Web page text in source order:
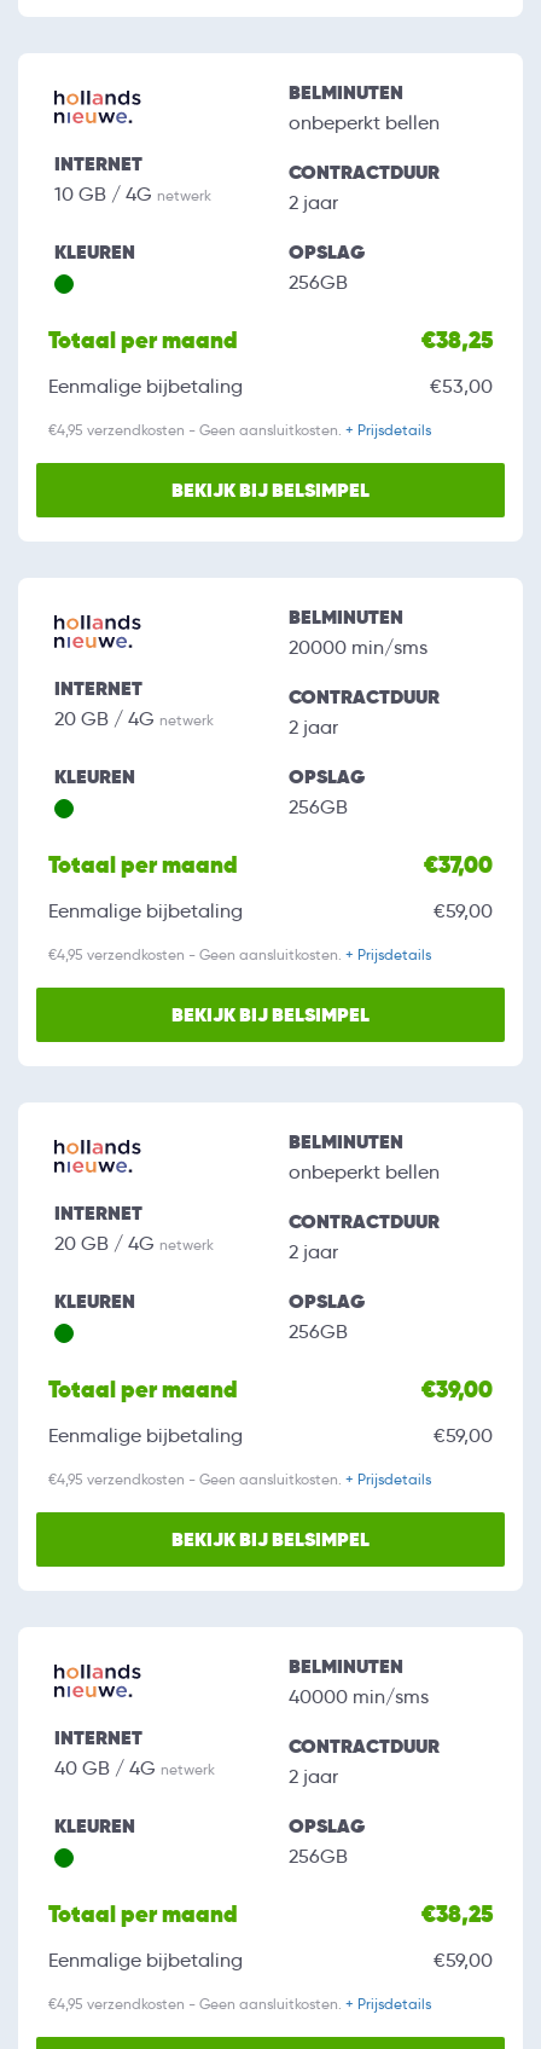
INTERNET
10 GB / 4G netwerk
BELMINUTEN
onbeperkt bellen
CONTRACTDUUR
2 jaar
KLEUREN OPSLAG
256GB
Totaal per maand €38,25
Eenmalige bijbetaling €53,00
€4,95 verzendkosten - Geen aansluitkosten. + Prijsdetails
BEKIJK BIJ BELSIMPEL
INTERNET
20 GB / 4G netwerk
BELMINUTEN
20000 min/sms
CONTRACTDUUR
2 jaar
KLEUREN OPSLAG
256GB
Totaal per maand €37,00
Eenmalige bijbetaling €59,00
€4,95 verzendkosten - Geen aansluitkosten. + Prijsdetails
BEKIJK BIJ BELSIMPEL
INTERNET
20 GB / 4G netwerk
BELMINUTEN
onbeperkt bellen
CONTRACTDUUR
2 jaar
KLEUREN OPSLAG
256GB
Totaal per maand €39,00
Eenmalige bijbetaling €59,00
€4,95 verzendkosten - Geen aansluitkosten. + Prijsdetails
BEKIJK BIJ BELSIMPEL
INTERNET
40 GB / 4G netwerk
BELMINUTEN
40000 min/sms
CONTRACTDUUR
2 jaar
KLEUREN OPSLAG
256GB
Totaal per maand €38,25
Eenmalige bijbetaling €59,00
€4,95 verzendkosten - Geen aansluitkosten. + Prijsdetails